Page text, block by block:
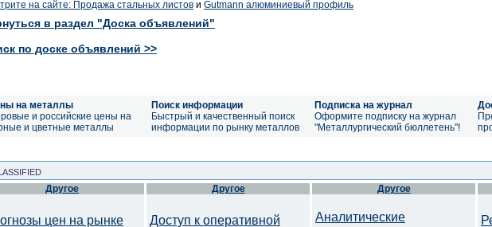
на сайте: Продажа стальных листов и Gutmann алюминиевый профиль
в раздел "Доска объявлений"
по доске объявлений >>
на металлы
и российские цены на
и цветные металлы
Поиск информации
Быстрый и качественный поиск
информации по рынку металлов
Подписка на журнал
Оформите подписку на журнал
"Металлургический бюллетень"!
Другое
цен на рынке
Другое
Доступ к оперативной
Другое
Аналитические